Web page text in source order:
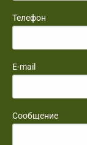
Телефон
E-mail
Сообщение